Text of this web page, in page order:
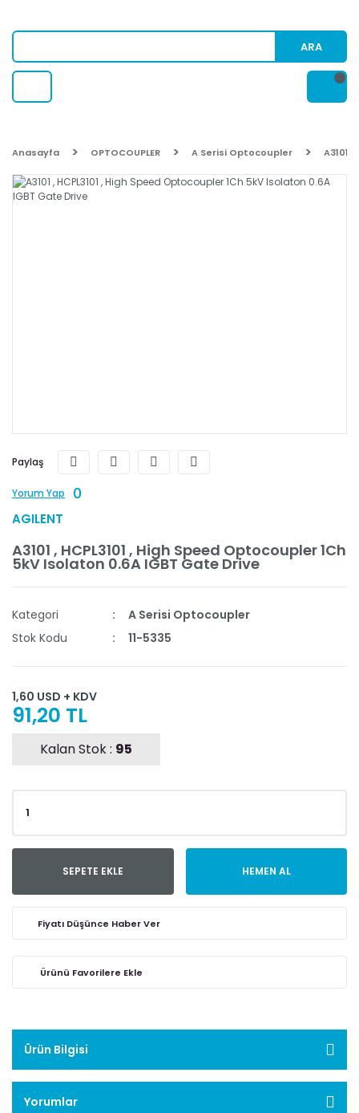
ARA
Anasayfa OPTOCOUPLER A Serisi Optocoupler A3101
Paylaş
Yorum Yap 0
AGILENT
A3101 , HCPL3101 , High Speed Optocoupler 1Ch
5kV Isolaton 0.6A IGBT Gate Drive
Kategori
A Serisi Optocoupler
Stok Kodu
11-5335
1,60 USD + KDV
91,20 TL
Kalan Stok : 95
SEPETE EKLE HEMEN AL
Fiyatı Düşünce Haber Ver
Ürün Bilgisi
Yorumlar